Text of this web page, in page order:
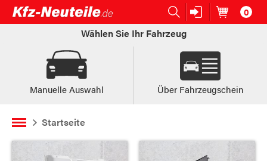
Open submenu (Ersatzteile:)
Ersatzteile: Artikel im
0
Wählen Sie Ihr Fahrzeug
Manuelle Auswahl Über Fahrzeugschein
Startseite